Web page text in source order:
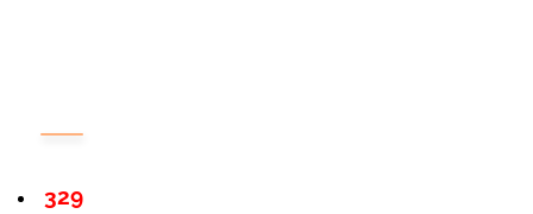
329